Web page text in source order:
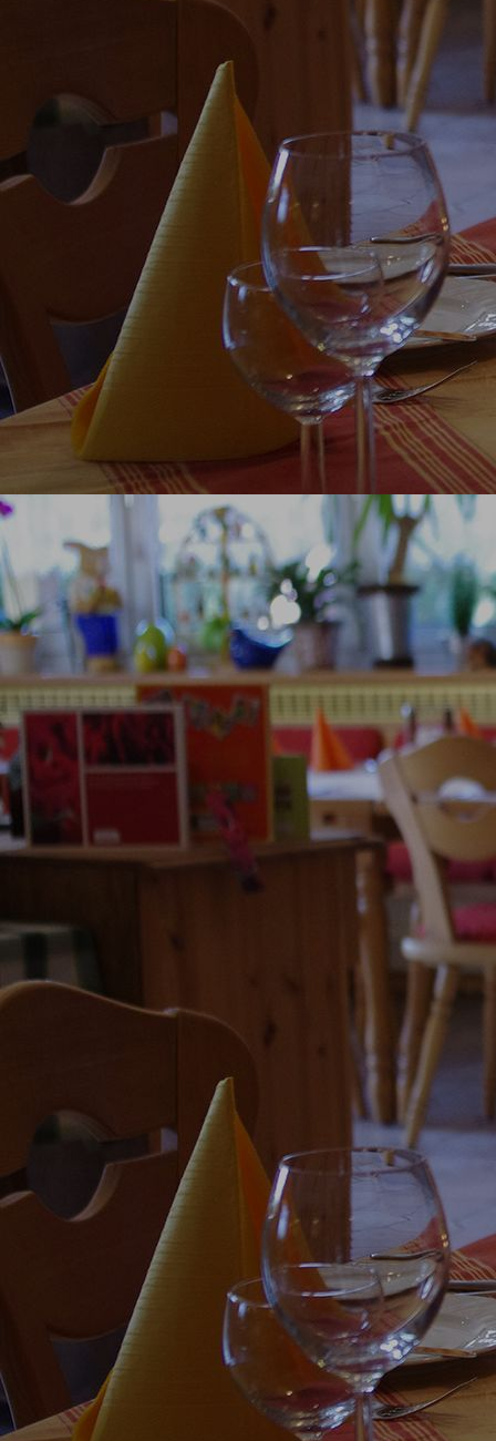
genussregion-10
genussregion-11